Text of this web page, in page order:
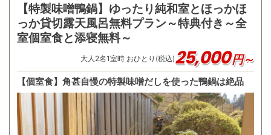
【特製味噌鴨鍋】ゆったり純和室とほっかほ
っか貸切露天風呂無料プラン～特典付き～全
室個室食と添寝無料～
大人 2名1室時 おひとり(税込)25,000円～
【個室食】角甚自慢の特製味噌だしを使った鴨鍋は絶品